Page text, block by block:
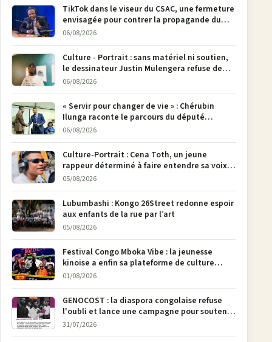
TikTok dans le viseur du CSAC, une fermeture
envisagée pour contrer la propagande du
M23
06/08/2026
Culture - Portrait : sans matériel ni soutien,
le dessinateur Justin Mulengera refuse de
poser son crayon
06/08/2026
« Servir pour changer de vie » : Chérubin
Ilunga raconte le parcours du député
national Jethro Muyombi Tshimbu en 137
06/08/2026
Culture-Portrait : Cena Toth, un jeune
rappeur déterminé à faire entendre sa voix à
Bunia
05/08/2026
Lubumbashi : Kongo 26Street redonne espoir
aux enfants de la rue par l’art
05/08/2026
Festival Congo Mboka Vibe : la jeunesse
kinoise a enfin sa plateforme de culture
urbaine
01/08/2026
GENOCOST : la diaspora congolaise refuse
l'oubli et lance une campagne pour soutenir
la pétition FONAREV depuis Bruxelles
31/07/2026